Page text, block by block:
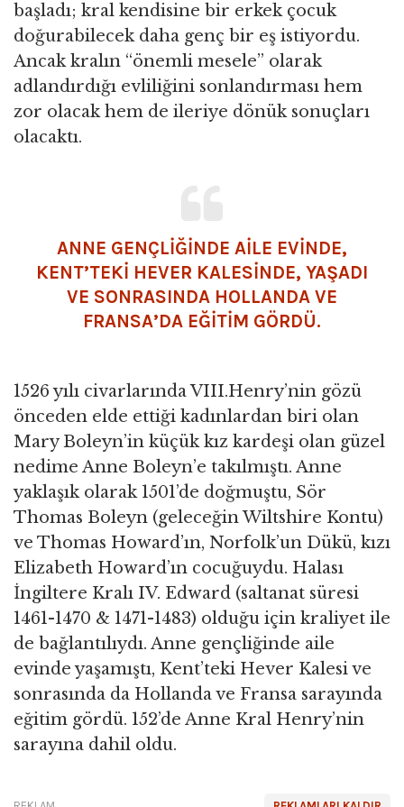
başladı; kral kendisine bir erkek çocuk
doğurabilecek daha genç bir eş istiyordu.
Ancak kralın “önemli mesele” olarak
adlandırdığı evliliğini sonlandırması hem
zor olacak hem de ileriye dönük sonuçları
olacaktı.
ANNE GENÇLİĞİNDE AİLE EVİNDE,
KENT’TEKİ HEVER KALESİNDE, YAŞADI
VE SONRASINDA HOLLANDA VE
FRANSA’DA EĞİTİM GÖRDÜ.
1526 yılı civarlarında VIII.Henry’nin gözü
önceden elde ettiği kadınlardan biri olan
Mary Boleyn’in küçük kız kardeşi olan güzel
nedime Anne Boleyn’e takılmıştı. Anne
yaklaşık olarak 1501’de doğmuştu, Sör
Thomas Boleyn (geleceğin Wiltshire Kontu)
ve Thomas Howard’ın, Norfolk’un Dükü, kızı
Elizabeth Howard’ın cocuğuydu. Halası
İngiltere Kralı IV. Edward (saltanat süresi
1461-1470 & 1471-1483) olduğu için kraliyet ile
de bağlantılıydı. Anne gençliğinde aile
evinde yaşamıştı, Kent’teki Hever Kalesi ve
sonrasında da Hollanda ve Fransa sarayında
eğitim gördü. 152’de Anne Kral Henry’nin
sarayına dahil oldu.